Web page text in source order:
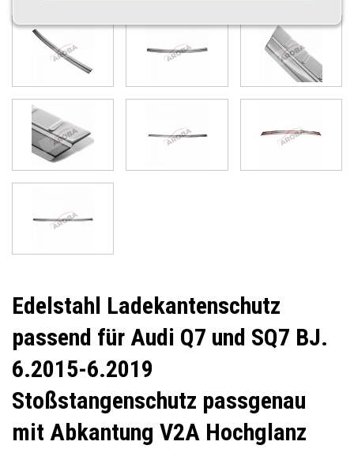
Edelstahl Ladekantenschutz
passend für Audi Q7 und SQ7 BJ.
6.2015-6.2019
Stoßstangenschutz passgenau
mit Abkantung V2A Hochglanz